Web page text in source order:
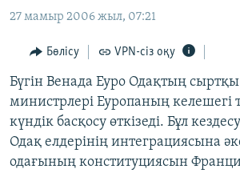
main
Navigation
Search
АДАМ ҚҰҚЫҚТАРЫ
ӘЛЕУМЕТ
ӘЛЕМ
АРНАЙЫ ЖОБАЛАР
27 мамыр 2006 жыл, 07:21
Бөлісу VPN-сіз оқу
Бүгін Венада Еуро Одақтың сыртқы
министрлері Еуропаның келешегі
күндік басқосу өткізеді. Бұл
Одақ елдерінің интеграциясына
одағының конституциясын